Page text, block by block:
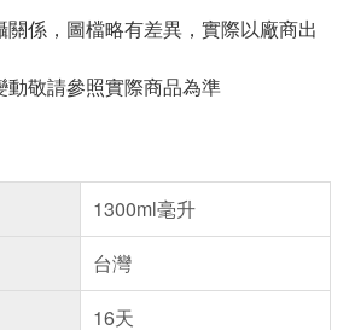
係，圖檔略有差異，實際以廠商出
動敬請參照實際商品為準
1300ml毫升
台灣
16天